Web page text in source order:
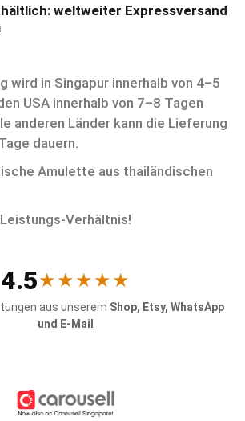
weltweiter Expressversand
wird in Singapur innerhalb von 4–5
USA innerhalb von 7–8 Tagen
anderen Länder kann die Lieferung
dauern.
Amulette aus thailändischen
Verhältnis!
4.5★★★★★
aus unserem Shop, Etsy, WhatsApp
und E-Mail